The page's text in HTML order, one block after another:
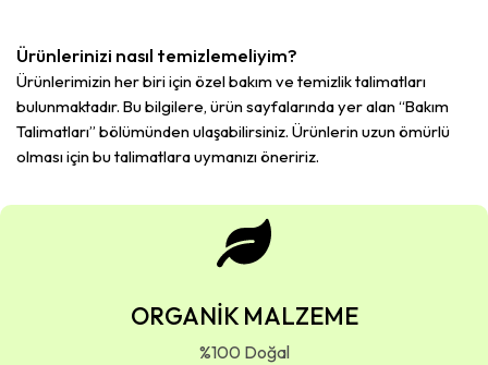
Ürünlerinizi nasıl temizlemeliyim?
Ürünlerimizin her biri için özel bakım ve temizlik talimatları
bulunmaktadır. Bu bilgilere, ürün sayfalarında yer alan “Bakım
Talimatları” bölümünden ulaşabilirsiniz. Ürünlerin uzun ömürlü
olması için bu talimatlara uymanızı öneririz.
ORGANİK MALZEME
%100 Doğal